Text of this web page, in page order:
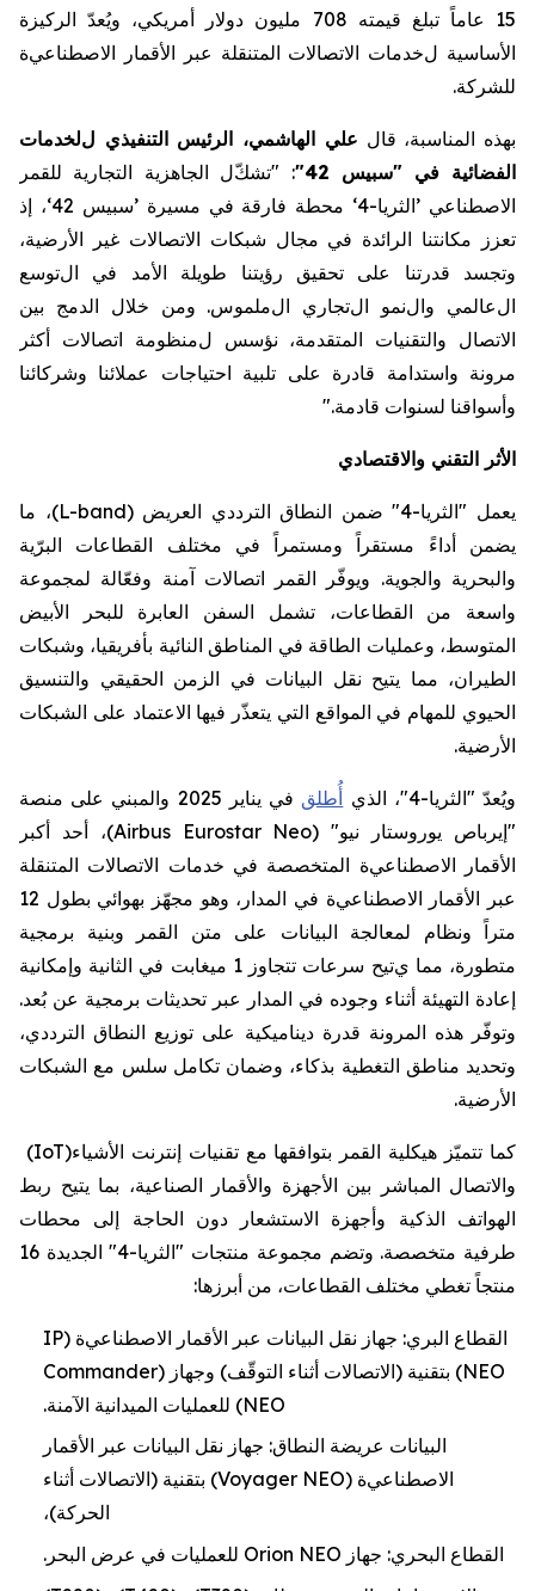
15 عاماً تبلغ قيمته
708 مليون دولار أمريكي، ويُعدّ الركيزة
الأساسية لخدمات الاتصالات المتنقلة عبر الأقمار الاصطناعية
للشركة.
بهذه المناسبة، قال علي الهاشمي، الرئيس التنفيذي للخدمات
الفضائيةفي "سبيس 42 "
:
"تشكل الجاهزية التجارية للقمر
الاصطناعي ’الثريا-4‘ محطة فارقة في مسيرة ’سبيس 42 ‘، إذ
تعزز مكانتنا الر ائدة في مجال شبكات الاتصالات غير الأرضية،
وتجسد قدرتنا علىتحقيق رؤيتنا طويلة الأمد في التوسع
العالمي والنمو التجاري الملموس. ومن خلال الدمج بين
الاتصال والتقنيات المتقدمة، نؤسس لمنظومة اتصالات أكثر
مرونة واستدامة قادرة على تلبية احتياجات عملائنا وشركائنا
وأسواقنا لسنوات قادمة."
الأثر التقني والاقتصادي
يعمل "الثريا-4" ضمن النطاق الترددي العريض (L-band
)، ما
يضمن أداءً مستقراً ومستمراً في مختلف القطاعات البرّية
والبحرية والجوية. ويوفّر القمر اتصالات آمنة وفعّالة لمجموعة
واسعة من القطاعات، تشمل السفن العابرة للبحر الأبيض
المتوسط، وعمليات الطاقة في المناطق النائية بأفريقيا، وشبكات
الطيران، مما يتيح نقل البيانات في الزمن الحقيقي والتنسيق
الحيوي للمهام في المواقع التي يتعذّر فيها الاعتماد على الشبكات
الأرضية.
ويُعدّ "الثريا-4"، الذي أُطلق
في يناير 2025 والمبني على منصة
"إيرباص يوروستار نيو"
(Airbus Eurostar Neo)، أحد أكبر
الأقمار الاصطناعية المتخصصة في خدمات الاتصالات المتنقلة
عبر الأقمار الاصطناعية في المدار ، وهو مجهّز بهوائي بطول 12
متراً ونظام لمعالجة البيانات على متن القمر وبنية برمجية
متطورة، مما ي
تيح سرعات تتجاوز 1 ميغابت في الثانية وإمكانية
إعادة التهيئة أثناء وجوده في المدار عبر تحديثات برمجية عن بُعد.
وتوفّر هذه المرونة قدرة ديناميكية على توزيع النطاق الترددي،
وتحديد مناطق التغطية بذكاء، وضمان تكامل سلس مع الشبكات
الأرضية.
كما تتميّز هيكلية القمر بتوافقها مع تقنيات إنترنت الأشياء(IoT)
والاتصال المباشر بين الأجهزة والأقمار الصناعية، بما يتيح ربط
الهواتف الذكية وأجهزة الاستشعار دون الحاجة إلى محطات
طرفية متخصصة. وتضم مجموعة منتجات "الثريا-4" الجديدة 16
منتجاً تغطي مختلف القطاعات، من أبرزها:
القطاع البري: جهاز نقل البيانات عبر الأقمار الاصطناعية (
IP
NEO) بتقنية (الاتصالات أثناء التوقّف) وجهاز (
Commander
NEO
) للعمليات الميدانية الآمنة.
البيانات عريضة النطاق: جهاز نقل البيانات عبر الأقمار
الاصطناعية (
Voyager NEO
) بتقنية (الاتصالات أثناء
الحركة)،
القطاع البحري: جهاز Orion NEO للعمليات في عرض البحر .